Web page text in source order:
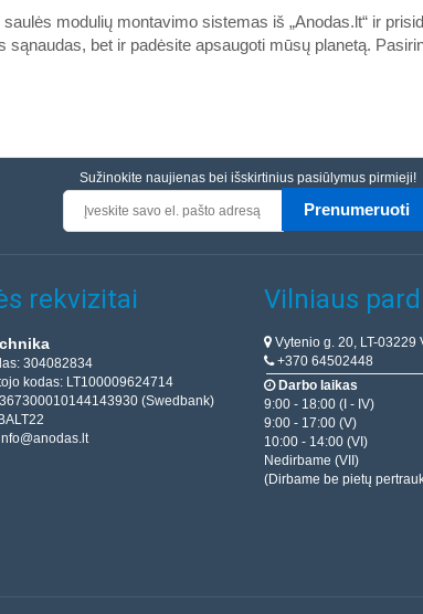
M10 dantyta veržlė
OEM
Pagami..
Šešiakampis varžtas
Plieninis M8 x 35
mmNaudojimas: PV
modulių montavimo sistemas iš „Anodas.lt“ ir
sąnaudas, bet ir padėsite apsaugoti mūsų planetą.
Sužinokite naujienas bei išskirtinius pasiūlymus pirmieji!
Prenumeruoti
rekvizitai
304082834
kodas: LT100009624714
(Swedbank)
Vilniaus
Vytenio g. 20, LT-03229
+370 64502448
Darbo laikas
9:00 - 18:00 (I - IV)
9:00 - 17:00 (V)
10:00 - 14:00 (VI)
Nedirbame (VII)
(Dirbame be pietų